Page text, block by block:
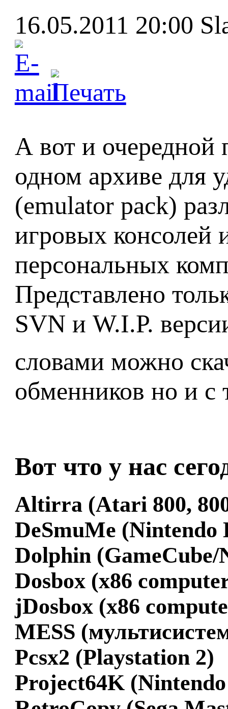
16.05.2011 20:00
А вот и очередной
одном архиве для
(emulator pack)
игровых консолей
персональных
Представлено
SVN и W.I.P.
словами можно
обменников но и с
Вот что у нас
Altirra (Atari 800,
DeSmuMe (Nintendo
Dolphin
Dosbox (x86
jDosbox (x86
MESS
Pcsx2 (Playstation 2)
Project64K